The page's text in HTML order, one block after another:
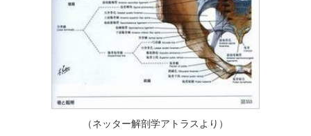
（ネッター解剖学アトラスより）